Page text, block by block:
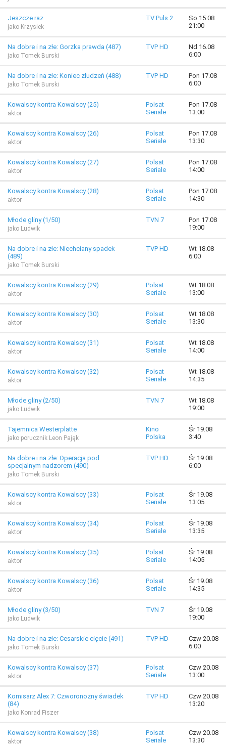
Jeszcze raz
jako Krzysiek
TV Puls 2
So 15.08
21:00
Na dobre i na złe: Gorzka prawda (487)
jako Tomek Burski
TVP HD
Nd 16.08
6:00
Na dobre i na złe: Koniec złudzeń (488)
jako Tomek Burski
TVP HD
Pon 17.08
6:00
Kowalscy kontra Kowalscy (25)
aktor
Polsat
Seriale
Pon 17.08
13:00
Kowalscy kontra Kowalscy (26)
aktor
Polsat
Seriale
Pon 17.08
13:30
Kowalscy kontra Kowalscy (27)
aktor
Polsat
Seriale
Pon 17.08
14:00
Kowalscy kontra Kowalscy (28)
aktor
Polsat
Seriale
Pon 17.08
14:30
Młode gliny (1/50)
jako Ludwik
TVN 7
Pon 17.08
19:00
Na dobre i na złe: Niechciany spadek
(489)
jako Tomek Burski
TVP HD
Wt 18.08
6:00
Kowalscy kontra Kowalscy (29)
aktor
Polsat
Seriale
Wt 18.08
13:00
Kowalscy kontra Kowalscy (30)
aktor
Polsat
Seriale
Wt 18.08
13:30
Kowalscy kontra Kowalscy (31)
aktor
Polsat
Seriale
Wt 18.08
14:00
Kowalscy kontra Kowalscy (32)
aktor
Polsat
Seriale
Wt 18.08
14:35
Młode gliny (2/50)
jako Ludwik
TVN 7
Wt 18.08
19:00
Tajemnica Westerplatte
jako porucznik Leon Pająk
Kino
Polska
Śr 19.08
3:40
Na dobre i na złe: Operacja pod
specjalnym nadzorem (490)
jako Tomek Burski
TVP HD
Śr 19.08
6:00
Kowalscy kontra Kowalscy (33)
aktor
Polsat
Seriale
Śr 19.08
13:05
Kowalscy kontra Kowalscy (34)
aktor
Polsat
Seriale
Śr 19.08
13:35
Kowalscy kontra Kowalscy (35)
aktor
Polsat
Seriale
Śr 19.08
14:05
Kowalscy kontra Kowalscy (36)
aktor
Polsat
Seriale
Śr 19.08
14:35
Młode gliny (3/50)
jako Ludwik
TVN 7
Śr 19.08
19:00
Na dobre i na złe: Cesarskie cięcie (491)
jako Tomek Burski
TVP HD
Czw 20.08
6:00
Kowalscy kontra Kowalscy (37)
aktor
Polsat
Seriale
Czw 20.08
13:00
Komisarz Alex 7: Czworonożny świadek
(84)
jako Konrad Fiszer
TVP HD
Czw 20.08
13:20
Kowalscy kontra Kowalscy (38)
aktor
Polsat
Seriale
Czw 20.08
13:30